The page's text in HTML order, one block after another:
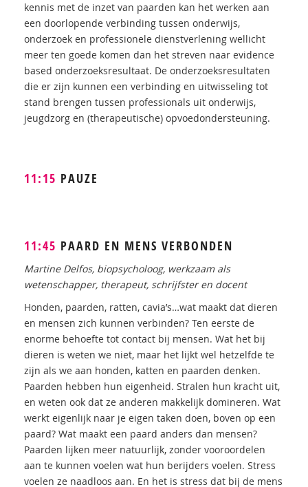
kennis met de inzet van paarden kan het werken aan
een doorlopende verbinding tussen onderwijs,
onderzoek en professionele dienstverlening wellicht
meer ten goede komen dan het streven naar evidence
based onderzoeksresultaat. De onderzoeksresultaten
die er zijn kunnen een verbinding en uitwisseling tot
stand brengen tussen professionals uit onderwijs,
jeugdzorg en (therapeutische) opvoedondersteuning.
11:15 PAUZE
11:45 PAARD EN MENS VERBONDEN
Martine Delfos, biopsycholoog, werkzaam als
wetenschapper, therapeut, schrijfster en docent
Honden, paarden, ratten, cavia’s…wat maakt dat dieren
en mensen zich kunnen verbinden? Ten eerste de
enorme behoefte tot contact bij mensen. Wat het bij
dieren is weten we niet, maar het lijkt wel hetzelfde te
zijn als we aan honden, katten en paarden denken.
Paarden hebben hun eigenheid. Stralen hun kracht uit,
en weten ook dat ze anderen makkelijk domineren. Wat
werkt eigenlijk naar je eigen taken doen, boven op een
paard? Wat maakt een paard anders dan mensen?
Paarden lijken meer natuurlijk, zonder vooroordelen
aan te kunnen voelen wat hun berijders voelen. Stress
voelen ze naadloos aan. En het is stress dat bij de mens